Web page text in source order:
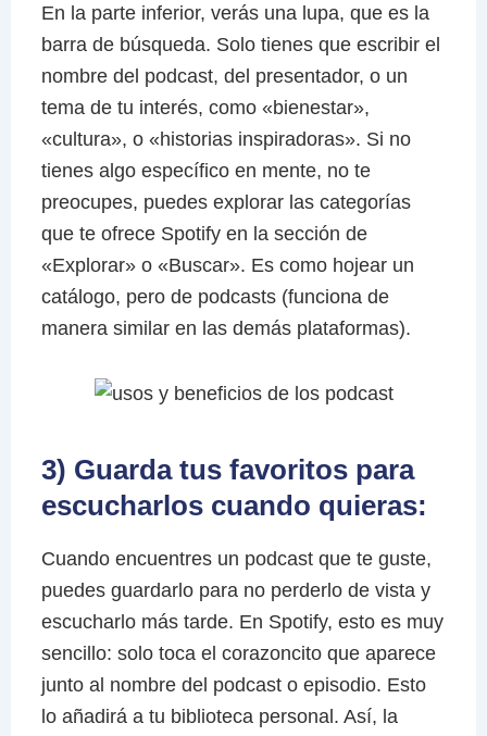
En la parte inferior, verás una lupa, que es la
barra de búsqueda. Solo tienes que escribir el
nombre del podcast, del presentador, o un
tema de tu interés, como «bienestar»,
«cultura», o «historias inspiradoras». Si no
tienes algo específico en mente, no te
preocupes, puedes explorar las categorías
que te ofrece Spotify en la sección de
«Explorar» o «Buscar». Es como hojear un
catálogo, pero de podcasts (funciona de
manera similar en las demás plataformas).
3) Guarda tus favoritos para
escucharlos cuando quieras:
Cuando encuentres un podcast que te guste,
puedes guardarlo para no perderlo de vista y
escucharlo más tarde. En Spotify, esto es muy
sencillo: solo toca el corazoncito que aparece
junto al nombre del podcast o episodio. Esto
lo añadirá a tu biblioteca personal. Así, la